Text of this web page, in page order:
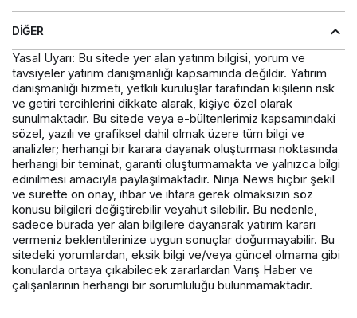
DIĞER
Yasal Uyarı: Bu sitede yer alan yatırım bilgisi, yorum ve
tavsiyeler yatırım danışmanlığı kapsamında değildir. Yatırım
danışmanlığı hizmeti, yetkili kuruluşlar tarafından kişilerin risk
ve getiri tercihlerini dikkate alarak, kişiye özel olarak
sunulmaktadır. Bu sitede veya e-bültenlerimiz kapsamındaki
sözel, yazılı ve grafiksel dahil olmak üzere tüm bilgi ve
analizler; herhangi bir karara dayanak oluşturması noktasında
herhangi bir teminat, garanti oluşturmamakta ve yalnızca bilgi
edinilmesi amacıyla paylaşılmaktadır. Ninja News hiçbir şekil
ve surette ön onay, ihbar ve ihtara gerek olmaksızın söz
konusu bilgileri değiştirebilir veyahut silebilir. Bu nedenle,
sadece burada yer alan bilgilere dayanarak yatırım kararı
vermeniz beklentilerinize uygun sonuçlar doğurmayabilir. Bu
sitedeki yorumlardan, eksik bilgi ve/veya güncel olmama gibi
konularda ortaya çıkabilecek zararlardan Varış Haber ve
çalışanlarının herhangi bir sorumluluğu bulunmamaktadır.